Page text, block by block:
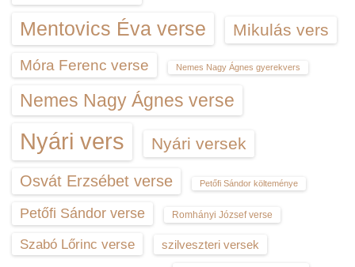
Mentovics Éva verse Mikulás vers
Móra Ferenc verse Nemes Nagy Ágnes gyerekvers
Nemes Nagy Ágnes verse
Nyári vers Nyári versek
Osvát Erzsébet verse Petőfi Sándor költeménye
Petőfi Sándor verse Romhányi József verse
Szabó Lőrinc verse szilveszteri versek